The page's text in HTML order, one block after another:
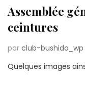
Assemblée
ceintures
par club-bushido_wp
Quelques images